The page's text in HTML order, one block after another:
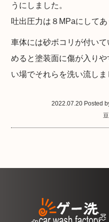
うにしました。
吐出圧力は８MPaにしてあ
車体には砂ボコリが付い
めると塗装面に傷が入り
い場でそれらを洗い流しま
2022.07.20 Posted